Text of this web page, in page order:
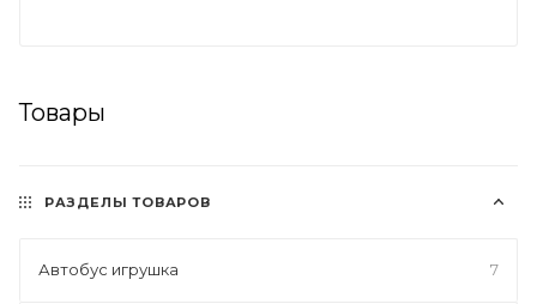
Товары
РАЗДЕЛЫ ТОВАРОВ
Автобус игрушка 7